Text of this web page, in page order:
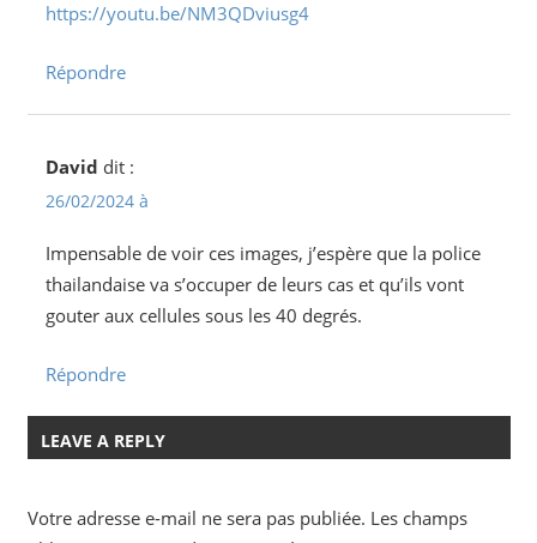
https://youtu.be/NM3QDviusg4
Répondre
David dit :
26/02/2024 à
Impensable de voir ces images, j’espère que la police
thailandaise va s’occuper de leurs cas et qu’ils vont
gouter aux cellules sous les 40 degrés.
Répondre
LEAVE A REPLY
Votre adresse e-mail ne sera pas publiée. Les champs